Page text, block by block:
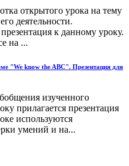
открытого урока на тему
деятельности.
к данному уроку.
на ...
"We know the ABC". Презентация для
изученного
прилагается презентация
используются
умений и на...